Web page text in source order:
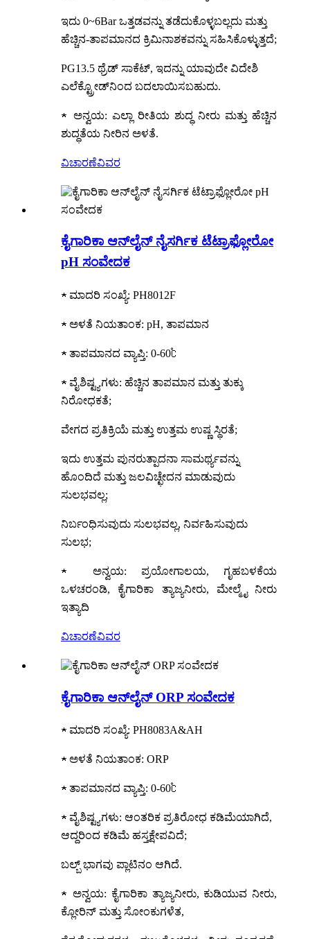
ಇದು 0~6Bar ಒತ್ತಡವನ್ನು ತಡೆದುಕೊಳ್ಳಬಲ್ಲದು ಮತ್ತು
ಹೆಚ್ಚಿನ-ತಾಪಮಾನದ ಕ್ರಿಮಿನಾಶಕವನ್ನು ಸಹಿಸಿಕೊಳ್ಳುತ್ತದೆ;
PG13.5 ಥ್ರೆಡ್ ಸಾಕೆಟ್, ಇದನ್ನು ಯಾವುದೇ ವಿದೇಶಿ
ಎಲೆಕ್ಟ್ರೋಡ್‌ನಿಂದ ಬದಲಾಯಿಸಬಹುದು.
★ ಅನ್ವಯ: ಎಲ್ಲಾ ರೀತಿಯ ಶುದ್ಧ ನೀರು ಮತ್ತು ಹೆಚ್ಚಿನ
ಶುದ್ಧತೆಯ ನೀರಿನ ಅಳತೆ.
ವಿಚಾರಣೆವಿವರ
ಕೈಗಾರಿಕಾ ಆನ್‌ಲೈನ್ ನೈಸರ್ಗಿಕ ಟೆಟ್ರಾಫ್ಲೋರೋ
pH ಸಂವೇದಕ
★ ಮಾದರಿ ಸಂಖ್ಯೆ: PH8012F
★ ಅಳತೆ ನಿಯತಾಂಕ: pH, ತಾಪಮಾನ
★ ತಾಪಮಾನದ ವ್ಯಾಪ್ತಿ: 0-60℃
★ ವೈಶಿಷ್ಟ್ಯಗಳು: ಹೆಚ್ಚಿನ ತಾಪಮಾನ ಮತ್ತು ತುಕ್ಕು
ನಿರೋಧಕತೆ;
ವೇಗದ ಪ್ರತಿಕ್ರಿಯೆ ಮತ್ತು ಉತ್ತಮ ಉಷ್ಣ ಸ್ಥಿರತೆ;
ಇದು ಉತ್ತಮ ಪುನರುತ್ಪಾದನಾ ಸಾಮರ್ಥ್ಯವನ್ನು
ಹೊಂದಿದೆ ಮತ್ತು ಜಲವಿಚ್ಛೇದನ ಮಾಡುವುದು
ಸುಲಭವಲ್ಲ;
ನಿರ್ಬಂಧಿಸುವುದು ಸುಲಭವಲ್ಲ, ನಿರ್ವಹಿಸುವುದು
ಸುಲಭ;
★ ಅನ್ವಯ: ಪ್ರಯೋಗಾಲಯ, ಗೃಹಬಳಕೆಯ
ಒಳಚರಂಡಿ, ಕೈಗಾರಿಕಾ ತ್ಯಾಜ್ಯನೀರು, ಮೇಲ್ಮೈ ನೀರು
ಇತ್ಯಾದಿ
ವಿಚಾರಣೆವಿವರ
ಕೈಗಾರಿಕಾ ಆನ್‌ಲೈನ್ ORP ಸಂವೇದಕ
★ ಮಾದರಿ ಸಂಖ್ಯೆ: PH8083A&AH
★ ಅಳತೆ ನಿಯತಾಂಕ: ORP
★ ತಾಪಮಾನದ ವ್ಯಾಪ್ತಿ: 0-60℃
★ ವೈಶಿಷ್ಟ್ಯಗಳು: ಆಂತರಿಕ ಪ್ರತಿರೋಧ ಕಡಿಮೆಯಾಗಿದೆ,
ಆದ್ದರಿಂದ ಕಡಿಮೆ ಹಸ್ತಕ್ಷೇಪವಿದೆ;
ಬಲ್ಬ್ ಭಾಗವು ಪ್ಲಾಟಿನಂ ಆಗಿದೆ.
★ ಅನ್ವಯ: ಕೈಗಾರಿಕಾ ತ್ಯಾಜ್ಯನೀರು, ಕುಡಿಯುವ ನೀರು,
ಕ್ಲೋರಿನ್ ಮತ್ತು ಸೋಂಕುಗಳೆತ,